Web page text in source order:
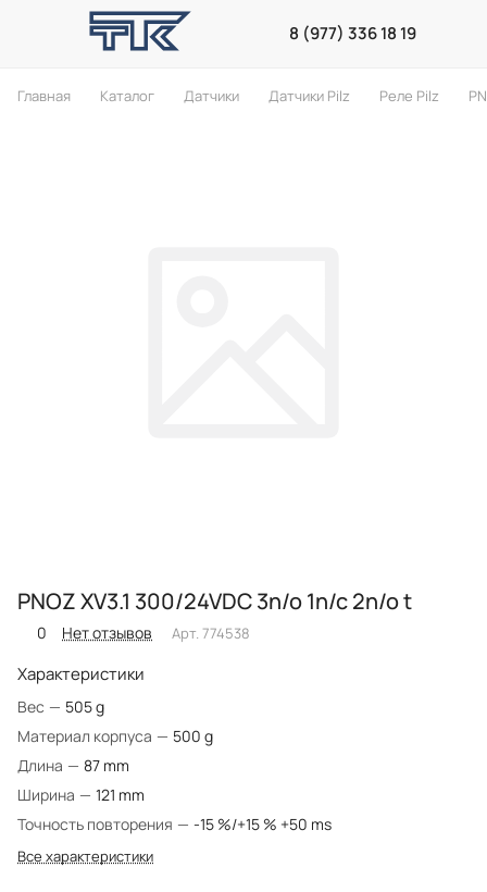
8 (977) 336 18 19
Главная Каталог Датчики Датчики Pilz Реле Pilz
PNOZ XV3.1 300/24VDC 3n/o 1n/c 2n/o t
0 Нет отзывов Арт. 774538
Характеристики
Вес — 505 g
Материал корпуса — 500 g
Длина — 87 mm
Ширина — 121 mm
Точность повторения — -15 %/+15 % +50 ms
Все характеристики